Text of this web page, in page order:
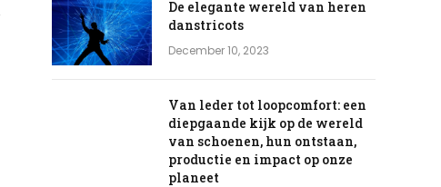
De elegante wereld van heren
danstricots
December 10, 2023
Van leder tot loopcomfort: een
diepgaande kijk op de wereld
van schoenen, hun ontstaan,
productie en impact op onze
planeet